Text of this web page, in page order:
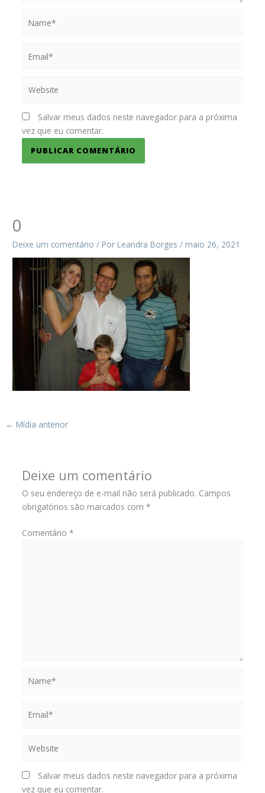
Salvar meus dados neste navegador para a próxima
vez que eu comentar.
0
Deixe um comentário / Por Leandra Borges/ maio 26, 2021
← Mídia anterior
Deixe um comentário
O seu endereço de e-mail não será publicado. Campos
obrigatórios são marcados com *
Comentário *
Salvar meus dados neste navegador para a próxima
vez que eu comentar.